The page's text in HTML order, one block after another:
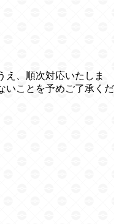
え、順次対応いたしま
いことを予めご了承くだ